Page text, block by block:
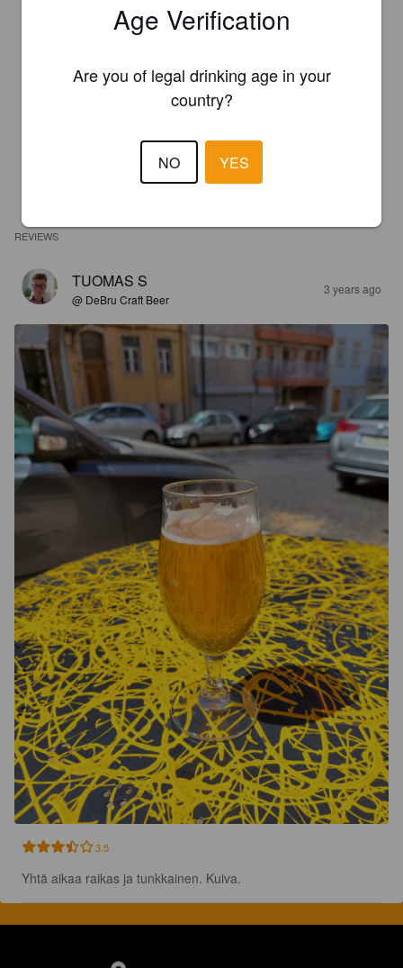
REVIEWS
TUOMAS S
@ DeBru Craft Beer
3 years ago
3.5
Yhtä aikaa raikas ja tunkkainen. Kuiva.
Age Verification
Are you of legal drinking age in your
country?
NO YES